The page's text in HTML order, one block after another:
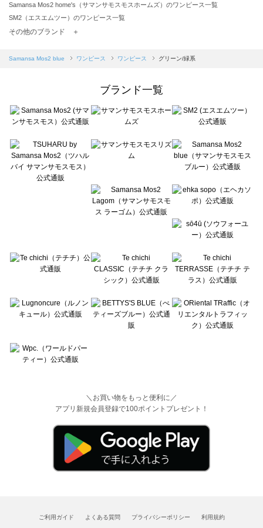
Samansa Mos2 home's（サマンサモスモスホームズ）のワンピース一覧
SM2（エスエムツー）のワンピース一覧
TSUHARU by Samansa Mos2（ツハルバイサマンサモスモス）のワンピース一覧
Samansa Mos2 blue（サマンサモスモス ブルー）のワンピース一覧
sō4ū（ソウフォーユー）のワンピース一覧
Te chichi（テチチ）のワンピース一覧
Te chichi CLASSIC（テチチ クラシック）のワンピース一覧
Lugnoncure（ルノンキュール）のワンピース一覧
BETTY'S BLUE（べティーズブルー）のワンピース一覧
Wpc.（ワールドパーティー）のワンピース一覧
その他のブランド ＋
Samansa Mos2 blue ワンピース ワンピース グリーン/緑系
ブランド一覧
＼お買い物をもっと便利に／
アプリ新規会員登録で100ポイントプレゼント！
ご利用ガイド よくある質問 プライバシーポリシー 利用規約